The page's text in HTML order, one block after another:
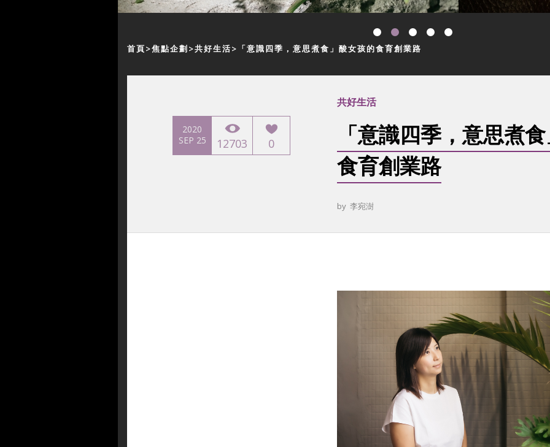
首頁 焦點企劃 共好生活 「意識四季，意思煮食」酸女孩的食育創業路
2020
SEP 25
12703 0
共好生活
「意識四季，意思煮
食育創業路
by 李宛澍